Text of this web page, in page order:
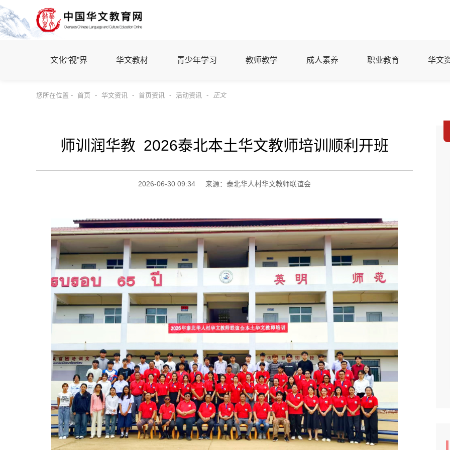
文化“视”界 华文教材 青少年学习 教师教学 成人素养 职业教育 华文
您所在位置 - 首页 - 华文资讯 - 首页资讯 - 活动资讯 - 正文
师训润华教 2026泰北本土华文教师培训顺利开班
2026-06-30 09:34 来源：泰北华人村华文教师联谊会